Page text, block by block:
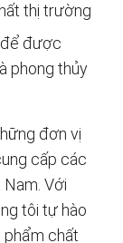
thị trường
để được
phong thủy
đơn vị
cấp các
Với
tôi tự hào
phẩm chất